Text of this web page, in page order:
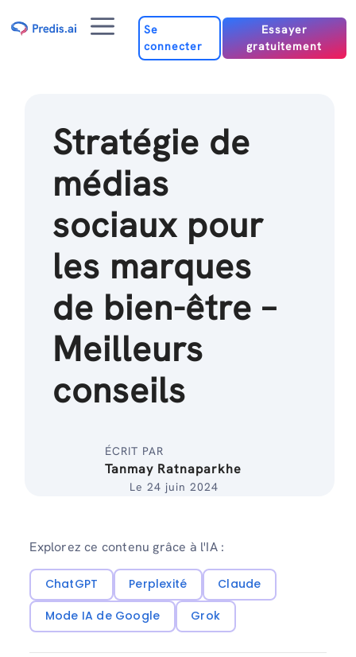
au
Menu
Se
connecter
Essayer
gratuitement
Stratégie de
médias
sociaux pour
les marques
de bien-être –
Meilleurs
conseils
ÉCRIT PAR
Tanmay Ratnaparkhe
Le 24 juin 2024
Explorez ce contenu grâce à l'IA :
ChatGPT Perplexité
Claude
Mode IA de Google
Grok